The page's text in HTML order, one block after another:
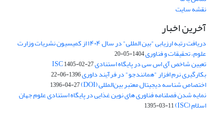
نقشه سایت
آخرین اخبار
دریافت رتبه ارزیابی "بین المللی" در سال ۱۴۰۴ از کمیسیون نشریات وزارت
علوم، تحقیقات و فناوری1404-05-20
تعیین شاخص آی اس سی در پایگاه استنادی ISC1405-02-27
بکارگیری نرم افزار "همانندجو" در فرآیند داوری1396-06-22
اختصاص شناسه دیجیتال معتبر بین‌المللی (DOI) 1396-04-27
نمایه شدن فصلنامه فناوری های نوین غذایی در پایگاه استنادی علوم جهان
اسلام (ISC) 1395-03-11